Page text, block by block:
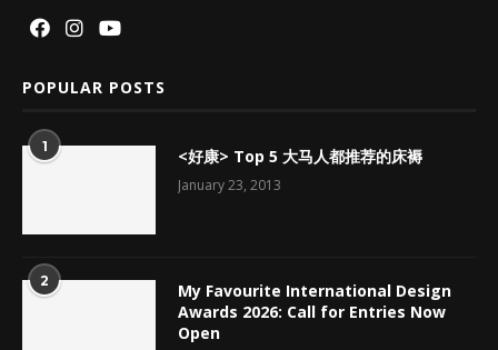
POPULAR POSTS
1 <好康> Top 5 大马人都推荐的床褥
January 23, 2013
2
My Favourite International Design
Awards 2026: Call for Entries Now
Open